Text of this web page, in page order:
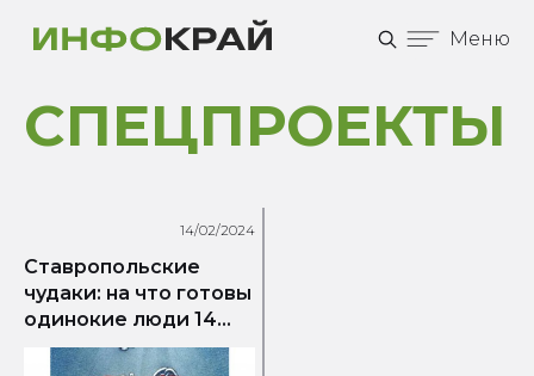
Меню
СПЕЦПРОЕКТЫ
14/02/2024
Ставропольские
чудаки: на что готовы
одинокие люди 14
февраля